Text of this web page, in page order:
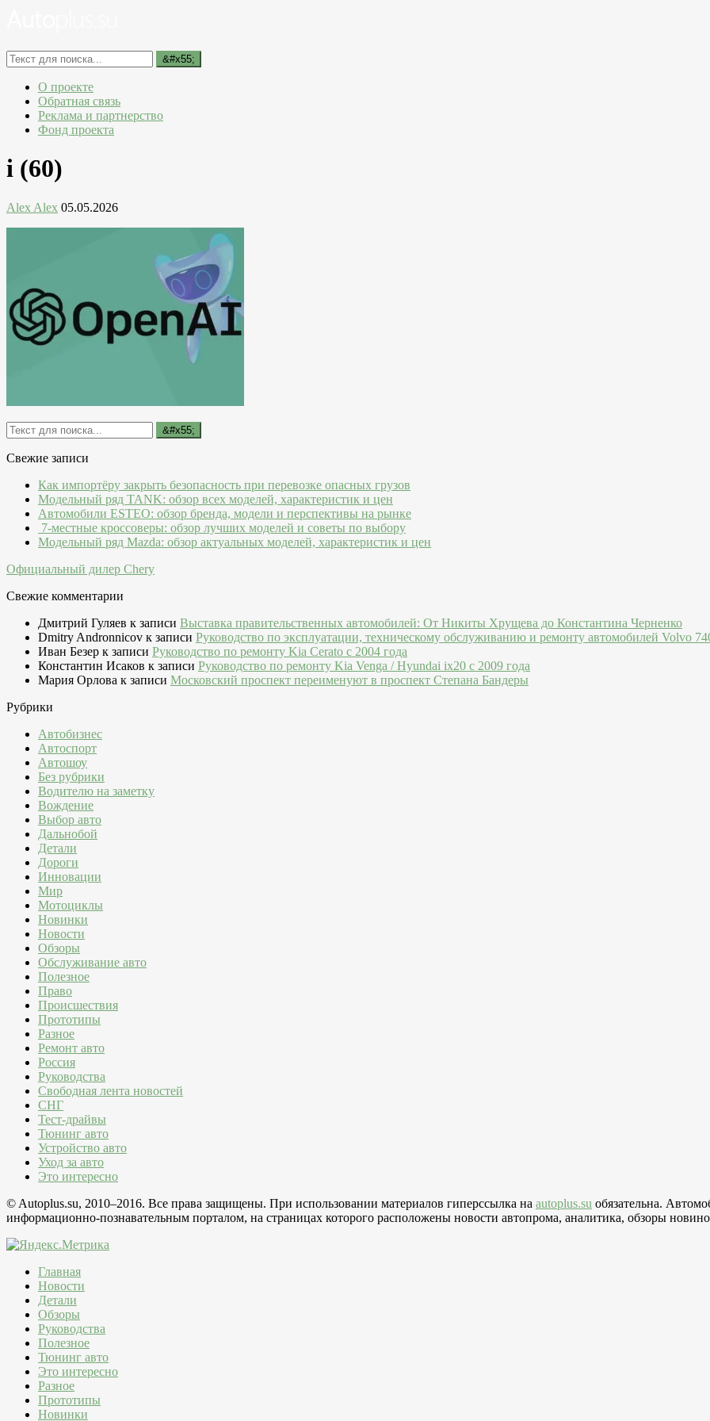
О проекте
Обратная связь
Реклама и партнерство
Фонд проекта
i (60)
Alex Alex 05.05.2026
Свежие записи
Как импортёру закрыть безопасность при перевозке опасных грузов
Модельный ряд TANK: обзор всех моделей, характеристик и цен
Автомобили ESTEO: обзор бренда, модели и перспективы на рынке
7-местные кроссоверы: обзор лучших моделей и советы по выбору
Модельный ряд Mazda: обзор актуальных моделей, характеристик и цен
Официальный дилер Chery
Свежие комментарии
Дмитрий Гуляев к записи Выставка правительственных автомобилей: От Никиты Хрущева до Константина Черненко
Dmitry Andronnicov к записи Руководство по эксплуатации, техническому обслуживанию и ремонту автомобилей Volvo
Иван Безер к записи Руководство по ремонту Kia Cerato c 2004 года
Константин Исаков к записи Руководство по ремонту Kia Venga / Hyundai ix20 c 2009 года
Мария Орлова к записи Московский проспект переименуют в проспект Степана Бандеры
Рубрики
Автобизнес
Автоспорт
Автошоу
Без рубрики
Водителю на заметку
Вождение
Выбор авто
Дальнобой
Детали
Дороги
Инновации
Мир
Мотоциклы
Новинки
Новости
Обзоры
Обслуживание авто
Полезное
Право
Происшествия
Прототипы
Разное
Ремонт авто
Россия
Руководства
Свободная лента новостей
СНГ
Тест-драйвы
Тюнинг авто
Устройство авто
Уход за авто
Это интересно
© Autoplus.su, 2010–2016. Все права защищены. При использовании материалов гиперссылка на autoplus.su обязательна.
информационно-познавательным порталом, на страницах которого расположены новости автопрома, аналитика, обзоры
Главная
Новости
Детали
Обзоры
Руководства
Полезное
Тюнинг авто
Это интересно
Разное
Прототипы
Новинки